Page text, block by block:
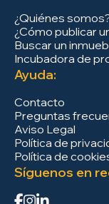
¿Quiénes
¿Cómo publicar
Buscar un
Incubadora de
Ayuda:
Contacto
Preguntas
Aviso Legal
Política de
Política de
Síguenos en